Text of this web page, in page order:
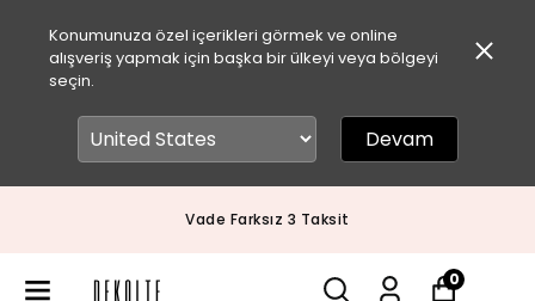
Konumunuza özel içerikleri görmek ve online
alışveriş yapmak için başka bir ülkeyi veya bölgeyi
seçin.
Devam
Vade Farksız 3 Taksit
0